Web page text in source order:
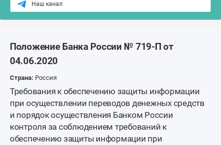
Наш канал
Положение Банка России № 719-П от
04.06.2020
Страна: Россия
Требования к обеспечению защиты информации
при осуществлении переводов денежных средств
и порядок осуществления Банком России
контроля за соблюдением требований к
обеспечению защиты информации при